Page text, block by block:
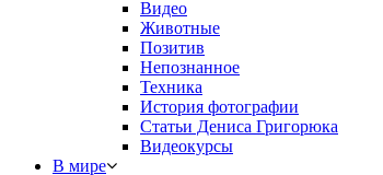
Видео
Животные
Позитив
Непознанное
Техника
История фотографии
Статьи Дениса Григорюка
Видеокурсы
В мире